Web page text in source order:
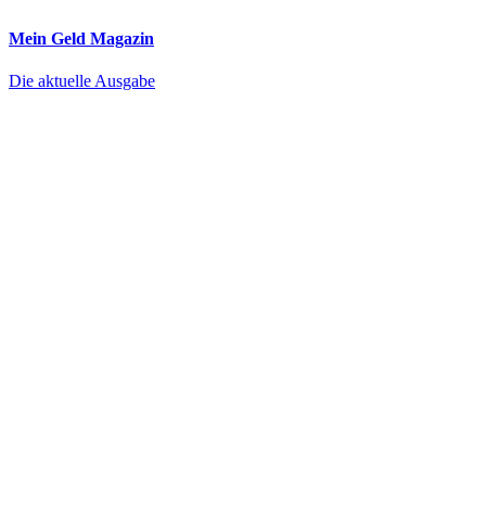
Mein Geld Magazin
Die aktuelle Ausgabe